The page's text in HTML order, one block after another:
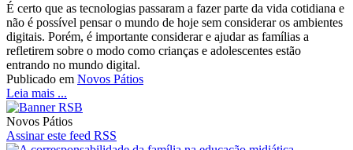
É certo que as tecnologias passaram a fazer parte da vida cotidiana e
não é possível pensar o mundo de hoje sem considerar os ambientes
digitais. Porém, é importante considerar e ajudar as famílias a
refletirem sobre o modo como crianças e adolescentes estão
entrando no mundo digital.
Publicado em Novos Pátios
Leia mais ...
Novos Pátios
Assinar este feed RSS